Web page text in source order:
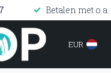
Betalen met o.a.
EUR